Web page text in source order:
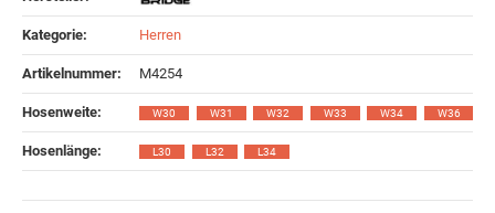
Kategorie: Herren
Artikelnummer: M4254
Hosenweite‍: W30 W31 W32 W33 W34 W36
Hosenlänge‍: L30 L32 L34